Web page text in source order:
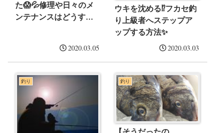
た😱💦修理や日々のメ
ンテナンスはどうすれ
2020.03.05
ウキを沈める⁉️フカセ釣
り上級者へステップア
ップする方法✨
2020.03.03
釣り 釣り